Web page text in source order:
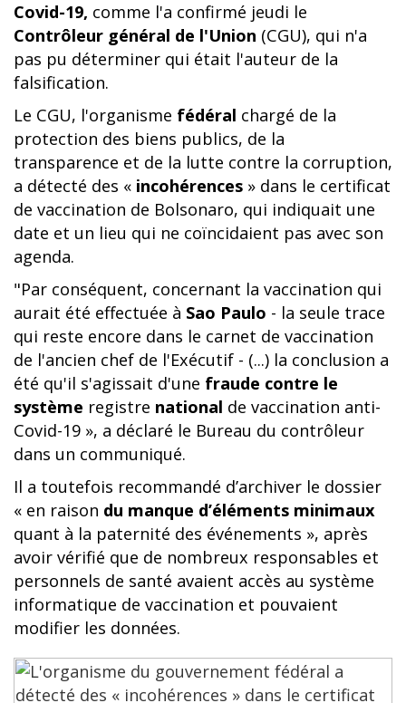
Covid-19, comme l'a confirmé jeudi le
Contrôleur général de l'Union (CGU), qui n'a
pas pu déterminer qui était l'auteur de la
falsification.
Le CGU, l'organisme fédéral chargé de la
protection des biens publics, de la
transparence et de la lutte contre la corruption,
a détecté des « incohérences » dans le certificat
de vaccination de Bolsonaro, qui indiquait une
date et un lieu qui ne coïncidaient pas avec son
agenda.
"Par conséquent, concernant la vaccination qui
aurait été effectuée à Sao Paulo - la seule trace
qui reste encore dans le carnet de vaccination
de l'ancien chef de l'Exécutif - (...) la conclusion a
été qu'il s'agissait d'une fraude contre le
système registre national de vaccination anti-
Covid-19 », a déclaré le Bureau du contrôleur
dans un communiqué.
Il a toutefois recommandé d’archiver le dossier
« en raison du manque d’éléments minimaux
quant à la paternité des événements », après
avoir vérifié que de nombreux responsables et
personnels de santé avaient accès au système
informatique de vaccination et pouvaient
modifier les données.